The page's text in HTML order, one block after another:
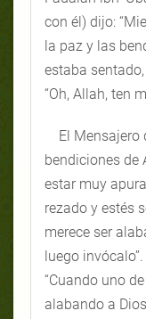
con él) dijo:
la paz y las
estaba
“Oh, Allah, ten
El Mensajero
bendiciones de
estar muy
rezado y estés
merece ser
luego
“Cuando uno
alabando a